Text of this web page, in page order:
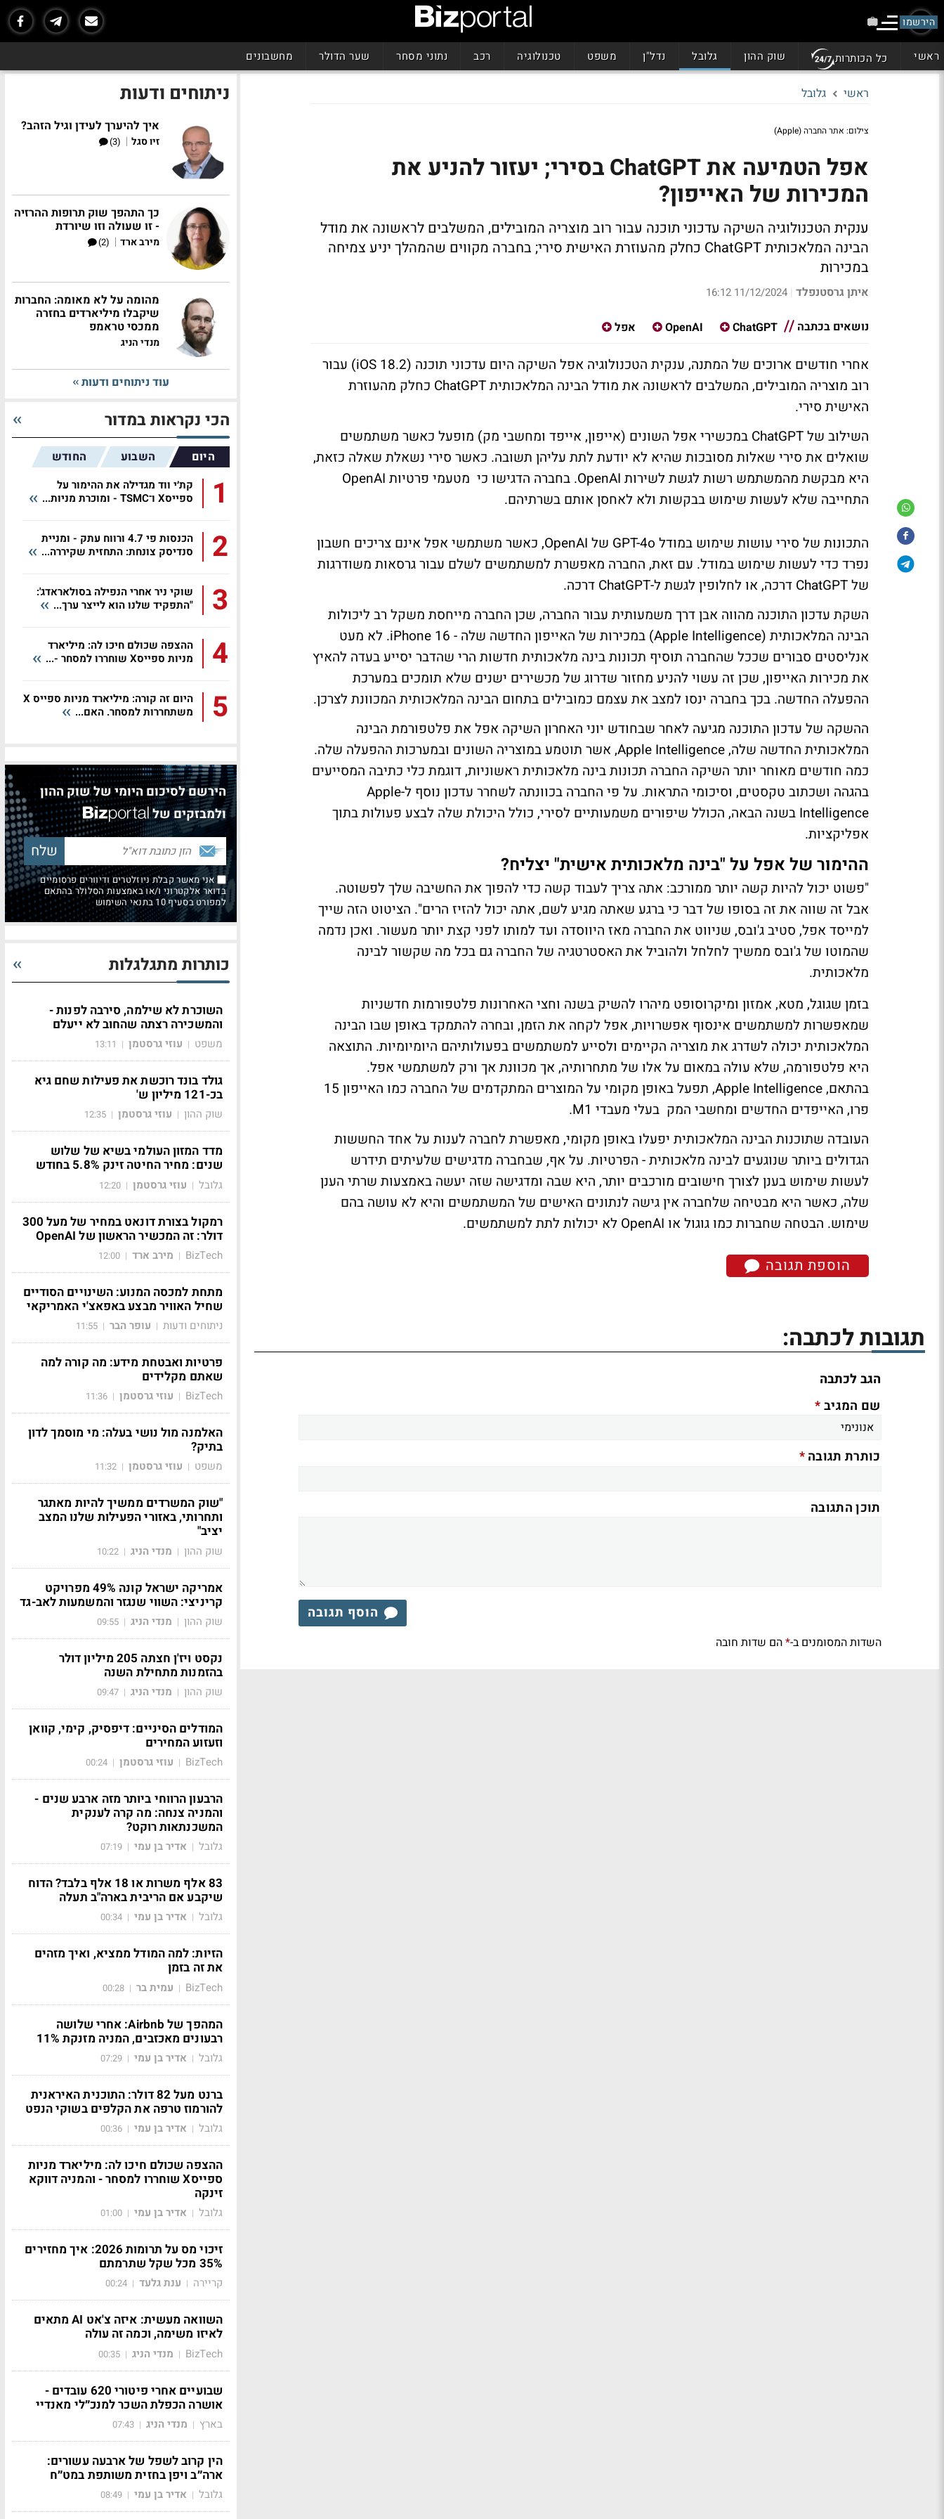
הירשמו
ראשי כל הכותרות שוק ההון גלובל נדל"ן משפט טכנולוגיה רכב נתוני מסחר שער הדולר מחשבונים
ראשי גלובל
צילום: אתר החברה (Apple)
אפל הטמיעה את ChatGPT בסירי; יעזור להניע את
המכירות של האייפון?
ענקית הטכנולוגיה השיקה עדכוני תוכנה עבור רוב מוצריה המובילים, המשלבים לראשונה את מודל
הבינה המלאכותית ChatGPT כחלק מהעוזרת האישית סירי; בחברה מקווים שהמהלך יניע צמיחה
במכירות
איתן גרסטנפלד |
11/12/2024 16:12
נושאים בכתבה ChatGPT
OpenAI אפל
אחרי חודשים ארוכים של המתנה, ענקית הטכנולוגיה אפל השיקה היום עדכוני תוכנה (iOS 18.2) עבור
רוב מוצריה המובילים, המשלבים לראשונה את מודל הבינה המלאכותית ChatGPT כחלק מהעוזרת
האישית סירי.
השילוב של ChatGPT במכשירי אפל השונים (אייפון, אייפד ומחשבי מק) מופעל כאשר משתמשים
שואלים את סירי שאלות מסובכות שהיא לא יודעת לתת עליהן תשובה. כאשר סירי נשאלת שאלה כזאת,
היא מבקשת מהמשתמש רשות לגשת לשירות OpenAI. בחברה הדגישו כי מטעמי פרטיות OpenAI
התחייבה שלא לעשות שימוש בבקשות ולא לאחסן אותם בשרתיהם.
התכונות של סירי עושות שימוש במודל GPT-4o של OpenAI, כאשר משתמשי אפל אינם צריכים חשבון
נפרד כדי לעשות שימוש במודל. עם זאת, החברה מאפשרת למשתמשים לשלם עבור גרסאות משודרגות
של ChatGPT דרכה, או לחלופין לגשת ל-ChatGPT דרכה.
השקת עדכון התוכנה מהווה אבן דרך משמעותית עבור החברה, שכן החברה מייחסת משקל רב ליכולות
הבינה המלאכותית (Apple Intelligence) במכירות של האייפון החדשה שלה - iPhone 16. לא מעט
אנליסטים סבורים שככל שהחברה תוסיף תכונות בינה מלאכותית חדשות הרי שהדבר יסייע בעדה להאיץ
את מכירות האייפון, שכן זה עשוי להניע מחזור שדרוג של מכשירים ישנים שלא תומכים במערכת
ההפעלה החדשה. בכך בחברה ינסו למצב את עצמם כמובילים בתחום הבינה המלאכותית המכוונת לצרכן.
ההשקה של עדכון התוכנה מגיעה לאחר שבחודש יוני האחרון השיקה אפל את פלטפורמת הבינה
המלאכותית החדשה שלה, Apple Intelligence, אשר תוטמע במוצריה השונים ובמערכות ההפעלה שלה.
כמה חודשים מאוחר יותר השיקה החברה תכונות בינה מלאכותית ראשוניות, דוגמת כלי כתיבה המסייעים
בהגהה ושכתוב טקסטים, וסיכומי התראות. על פי החברה בכוונתה לשחרר עדכון נוסף ל-Apple
Intelligence בשנה הבאה, הכולל שיפורים משמעותיים לסירי, כולל היכולת שלה לבצע פעולות בתוך
אפליקציות.
ההימור של אפל על "בינה מלאכותית אישית" יצליח?
"פשוט יכול להיות קשה יותר ממורכב: אתה צריך לעבוד קשה כדי להפוך את החשיבה שלך לפשוטה.
אבל זה שווה את זה בסופו של דבר כי ברגע שאתה מגיע לשם, אתה יכול להזיז הרים". הציטוט הזה שייך
למייסד אפל, סטיב ג'ובס, שניווט את החברה מאז היווסדה ועד למותו לפני קצת יותר מעשור. ואכן נדמה
שהמוטו של ג'ובס ממשיך לחלחל ולהוביל את האסטרטגיה של החברה גם בכל מה שקשור לבינה
מלאכותית.
בזמן שגוגל, מטא, אמזון ומיקרוסופט מיהרו להשיק בשנה וחצי האחרונות פלטפורמות חדשניות
שמאפשרות למשתמשים אינסוף אפשרויות, אפל לקחה את הזמן, ובחרה להתמקד באופן שבו הבינה
המלאכותית יכולה לשדרג את מוצריה הקיימים ולסייע למשתמשים בפעולותיהם היומיומיות. התוצאה
היא פלטפורמה, שלא עולה במאום על אלו של מתחרותיה, אך מכוונת אך ורק למשתמשי אפל.
בהתאם, Apple Intelligence, תפעל באופן מקומי על המוצרים המתקדמים של החברה כמו האייפון 15
פרו, האייפדים החדשים ומחשבי המק בעלי מעבדי M1.
העובדה שתוכנות הבינה המלאכותית יפעלו באופן מקומי, מאפשרת לחברה לענות על אחד החששות
הגדולים ביותר שנוגעים לבינה מלאכותית - הפרטיות. על אף, שבחברה מדגישים שלעיתים תידרש
לעשות שימוש בענן לצורך חישובים מורכבים יותר, היא שבה ומדגישה שזה יעשה באמצעות שרתי הענן
שלה, כאשר היא מבטיחה שלחברה אין גישה לנתונים האישים של המשתמשים והיא לא עושה בהם
שימוש. הבטחה שחברות כמו גוגול או OpenAI לא יכולות לתת למשתמשים.
הוספת תגובה
תגובות לכתבה:
הגב לכתבה
שם המגיב*
כותרת תגובה*
תוכן התגובה
הוסף תגובה
השדות המסומנים ב-*הם שדות חובה
ניתוחים ודעות
איך להיערך לעידן וגיל הזהב?
זיו סגל |
(3)
כך התהפך שוק תרופות ההרזיה
- זו שעולה וזו שיורדת
מירב ארד |
(2)
מהומה על לא מאומה: החברות
שיקבלו מיליארדים בחזרה
ממכסי טראמפ
מנדי הניג
עוד ניתוחים ודעות
הכי נקראות במדור
היום השבוע החודש
1
קת׳י ווד מגדילה את ההימור על
ספייסX ו־TSMC - ומוכרת מניות...
2
הכנסות פי 4.7 ורווח עתק - ומניית
סנדיסק צונחת: התחזית שקיררה...
3
שוקי ניר אחרי הנפילה בסולאראדג':
"התפקיד שלנו הוא לייצר ערך...
4
ההצפה שכולם חיכו לה: מיליארד
מניות ספייסX שוחררו למסחר -...
5
היום זה קורה: מיליארד מניות ספייס X
משתחררות למסחר. האם...
הירשם לסיכום היומי של שוק ההון
ולמבזקים של
אני מאשר קבלת ניוזלטרים ודיוורים פרסומיים
בדואר אלקטרוני ו/או באמצעות הסלולר בהתאם
למפורט בסעיף 10 בתנאי השימוש
כותרות מתגלגלות
השוכרת לא שילמה, סירבה לפנות -
והמשכירה רצתה שהחוב לא ייעלם
משפט | עוזי גרסטמן |
13:11
גולד בונד רוכשת את פעילות שחם גיא
בכ-121 מיליון ש'
שוק ההון | עוזי גרסטמן |
12:35
מדד המזון העולמי בשיא של שלוש
שנים: מחיר החיטה זינק 5.8% בחודש
גלובל | עוזי גרסטמן |
12:20
רמקול בצורת דונאט במחיר של מעל 300
דולר: זה המכשיר הראשון של OpenAI
BizTech
| מירב ארד |
12:00
מתחת למכסה המנוע: השינויים הסודיים
שחיל האוויר מבצע באפאצ'י האמריקאי
ניתוחים ודעות | עופר הבר |
11:55
פרטיות ואבטחת מידע: מה קורה למה
שאתם מקלידים
BizTech
| עוזי גרסטמן |
11:36
האלמנה מול נושי בעלה: מי מוסמך לדון
בתיק?
משפט | עוזי גרסטמן |
11:32
"שוק המשרדים ממשיך להיות מאתגר
ותחרותי, באזורי הפעילות שלנו המצב
יציב"
שוק ההון | מנדי הניג |
10:22
אמריקה ישראל קונה 49% מפרויקט
קריניצי: השווי שנגזר והמשמעות לאב-גד
שוק ההון | מנדי הניג |
09:55
נקסט ויז'ן חצתה 205 מיליון דולר
בהזמנות מתחילת השנה
שוק ההון | מנדי הניג |
09:47
המודלים הסיניים: דיפסיק, קימי, קוואן
וזעזוע המחירים
BizTech
| עוזי גרסטמן |
00:24
הרבעון הרווחי ביותר מזה ארבע שנים -
והמניה צנחה: מה קרה לענקית
המשכנתאות רוקט?
גלובל | אדיר בן עמי |
07:19
83 אלף משרות או 18 אלף בלבד? הדוח
שיקבע אם הריבית בארה"ב תעלה
גלובל | אדיר בן עמי |
00:34
הזיות: למה המודל ממציא, ואיך מזהים
את זה בזמן
BizTech
| עמית בר |
00:28
המהפך של Airbnb: אחרי שלושה
רבעונים מאכזבים, המניה מזנקת 11%
גלובל | אדיר בן עמי |
07:29
ברנט מעל 82 דולר: התוכנית האיראנית
להורמוז טרפה את הקלפים בשוקי הנפט
גלובל | אדיר בן עמי |
00:36
ההצפה שכולם חיכו לה: מיליארד מניות
ספייסX שוחררו למסחר - והמניה דווקא
זינקה
גלובל | אדיר בן עמי |
01:00
זיכוי מס על תרומות 2026: איך מחזירים
35% מכל שקל שתרמתם
קריירה | ענת גלעד |
00:24
השוואה מעשית: איזה צ'אט AI מתאים
לאיזו משימה, וכמה זה עולה
BizTech
| מנדי הניג |
00:35
שבועיים אחרי פיטורי 620 עובדים -
אושרה הכפלת השכר למנכ״לי מאנדיי
בארץ | מנדי הניג |
07:43
הין קרוב לשפל של ארבעה עשורים:
ארה״ב ויפן בחזית משותפת במט״ח
גלובל | אדיר בן עמי |
08:49